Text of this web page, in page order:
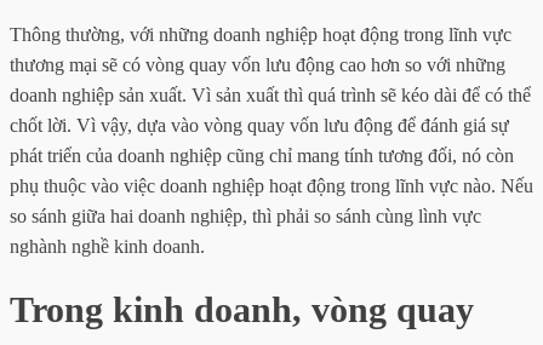
Thông thường, với những doanh nghiệp hoạt động trong lĩnh vực
thương mại sẽ có vòng quay vốn lưu động cao hơn so với những
doanh nghiệp sản xuất. Vì sản xuất thì quá trình sẽ kéo dài để có thể
chốt lời. Vì vậy, dựa vào vòng quay vốn lưu động để đánh giá sự
phát triển của doanh nghiệp cũng chỉ mang tính tương đối, nó còn
phụ thuộc vào việc doanh nghiệp hoạt động trong lĩnh vực nào. Nếu
so sánh giữa hai doanh nghiệp, thì phải so sánh cùng lình vực
nghành nghề kinh doanh.
Trong kinh doanh, vòng quay